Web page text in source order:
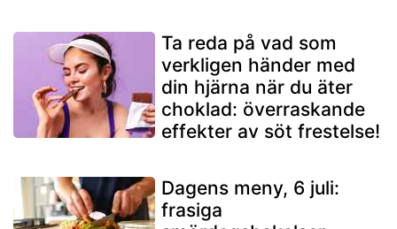
Ta reda på vad som
verkligen händer med
din hjärna när du äter
choklad: överraskande
effekter av söt frestelse!
Dagens meny, 6 juli:
frasiga